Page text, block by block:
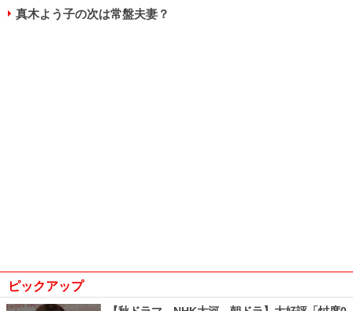
真木よう子の次は常盤夫妻？
ピックアップ